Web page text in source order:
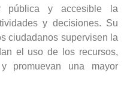
pública y accesible la
y decisiones. Su
ciudadanos supervisen la
el uso de los recursos,
promuevan una mayor